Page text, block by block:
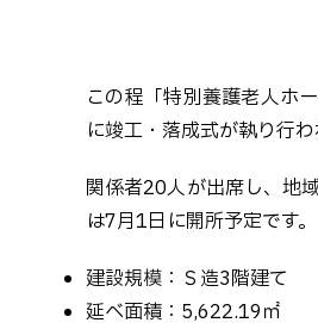
この程「特別養護老人ホ
に竣工・落成式が執り行わ
関係者20人が出席し、地
は7月1日に開所予定です。
建設規模：Ｓ造3階建て
延べ面積：5,622.19㎡